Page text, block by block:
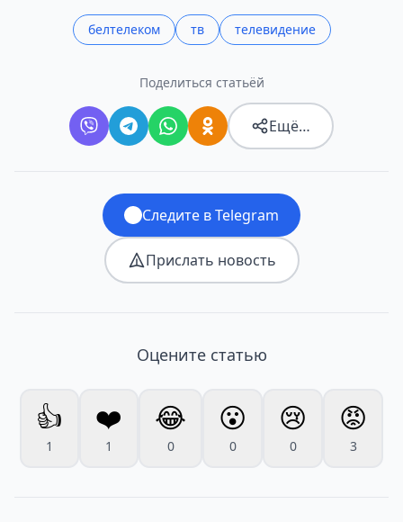
белтелеком тв телевидение
Поделиться статьёй
Ещё…
Следите в Telegram
Прислать новость
Оцените статью
👍
1
❤️
1
😂
0
😮
0
😢
0
😡
3